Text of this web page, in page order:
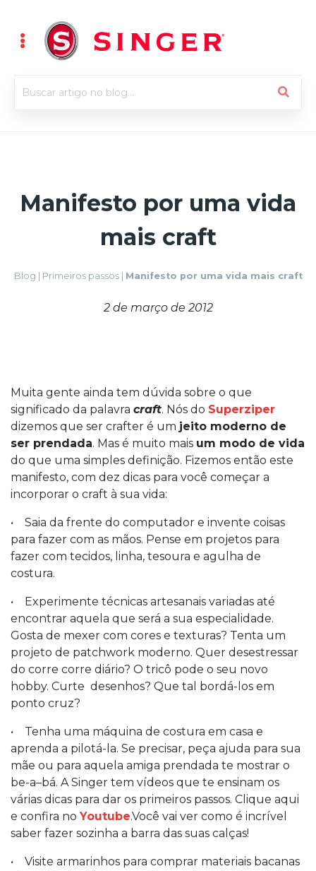
Manifesto por uma vida
mais craft
Blog Primeiros passos| Manifesto por uma vida mais craft
2 de março de 2012
Muita gente ainda tem dúvida sobre o que
significado da palavra craft. Nós do Superziper
dizemos que ser crafter é um jeito moderno de
ser prendada. Mas é muito mais um modo de vida
do que uma simples definição. Fizemos então este
manifesto, com dez dicas para você começar a
incorporar o craft à sua vida:
• Saia da frente do computador e invente coisas
para fazer com as mãos. Pense em projetos para
fazer com tecidos, linha, tesoura e agulha de
costura.
• Experimente técnicas artesanais variadas até
encontrar aquela que será a sua especialidade.
Gosta de mexer com cores e texturas? Tenta um
projeto de patchwork moderno. Quer desestressar
do corre corre diário? O tricô pode o seu novo
hobby. Curte desenhos? Que tal bordá-los em
ponto cruz?
• Tenha uma máquina de costura em casa e
aprenda a pilotá-la. Se precisar, peça ajuda para sua
mãe ou para aquela amiga prendada te mostrar o
be-a–bá. A Singer tem vídeos que te ensinam os
várias dicas para dar os primeiros passos. Clique aqui
e confira no Youtube.Você vai ver como é incrível
saber fazer sozinha a barra das suas calças!
• Visite armarinhos para comprar materiais bacanas